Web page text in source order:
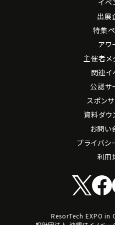
イベ
出展
特集
アワ
主催者メ
関連イ
公認サ
スポン
資料ダウ
お問い
プライバシ
利用
ResorTech EXPO in